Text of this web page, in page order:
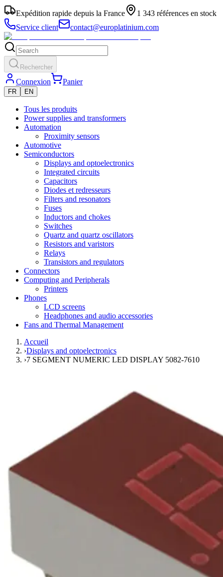
Expédition rapide depuis la France
1 343 références en stock
Service client
contact@europlatinium.com
Rechercher
Connexion Panier
FR EN
Tous les produits
Power supplies and transformers
Automation
Proximity sensors
Automotive
Semiconductors
Displays and optoelectronics
Integrated circuits
Capacitors
Diodes et redresseurs
Filters and resonators
Fuses
Inductors and chokes
Switches
Quartz and quartz oscillators
Resistors and varistors
Relays
Transistors and regulators
Connectors
Computing and Peripherals
Printers
Phones
LCD screens
Headphones and audio accessories
Fans and Thermal Management
Accueil
›Displays and optoelectronics
›7 SEGMENT NUMERIC LED DISPLAY 5082-7610